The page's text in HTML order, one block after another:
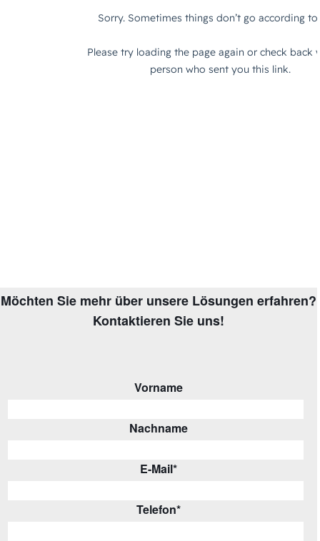
Möchten Sie mehr über unsere Lösungen erfahren?
Kontaktieren Sie uns!
Vorname
Nachname
E-Mail*
Telefon*